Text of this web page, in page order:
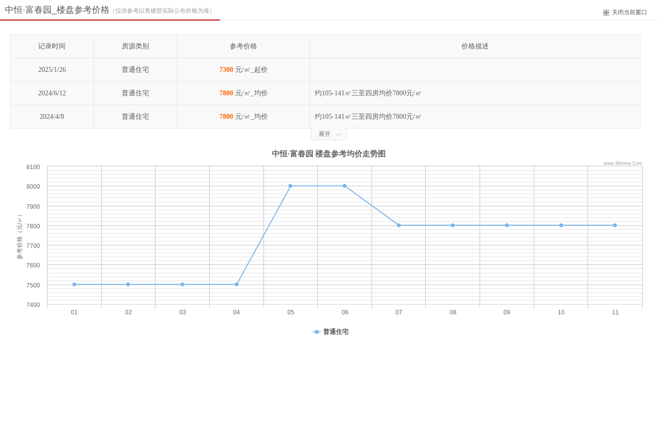
中恒·富春园_楼盘参考价格 （仅供参考以售楼部实际公布价格为准） 关闭当前窗口
记录时间 房源类别 参考价格 价格描述
2025/1/26 普通住宅 7300元/㎡_起价
2024/6/12 普通住宅 7800元/㎡_均价 约105-141㎡三至四房均价7800元/㎡
2024/4/8 普通住宅 7800元/㎡_均价 约105-141㎡三至四房均价7800元/㎡
展开
参考价格（元/㎡）
中恒·富春园 楼盘参考均价走势图
普通住宅
01 02 03 04 05 06 07 08 09 10 11
7400
7500
7600
7700
7800
7900
8000
8100
www.9iHome.Com